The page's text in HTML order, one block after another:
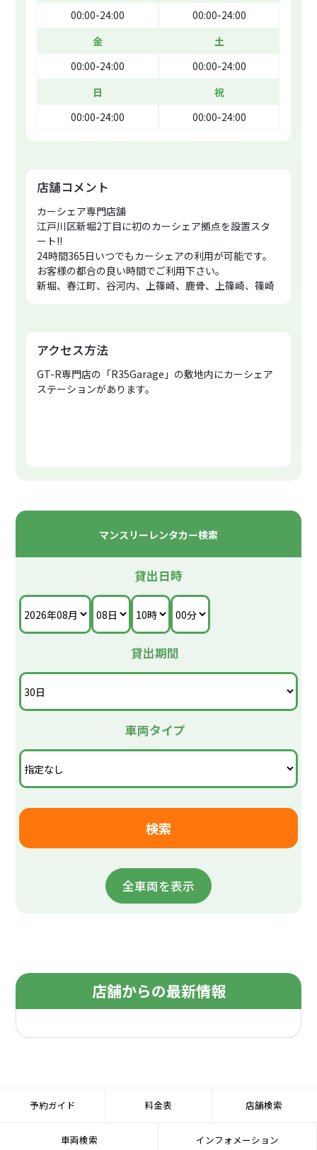
00:00-24:00
00:00-24:00
金
00:00-24:00
土
00:00-24:00
日
00:00-24:00
祝
00:00-24:00
店舗コメント
カーシェア専門店舗
江戸川区新堀2丁目に初のカーシェア拠点を設置スタ
ート!!
24時間365日いつでもカーシェアの利用が可能です。
お客様の都合の良い時間でご利用下さい。
新堀、春江町、谷河内、上篠崎、鹿骨、上篠崎、篠崎
東京都江戸川区新堀2-7-1
アクセス方法
GT-R専門店の「R35Garage」の敷地内にカーシェア
ステーションがあります。
マンスリーレンタカー検索
貸出日時
貸出期間
車両タイプ
全車両を表示
店舗からの最新情報
予約ガイド 料金表 店舗検索
車両検索 インフォメーション